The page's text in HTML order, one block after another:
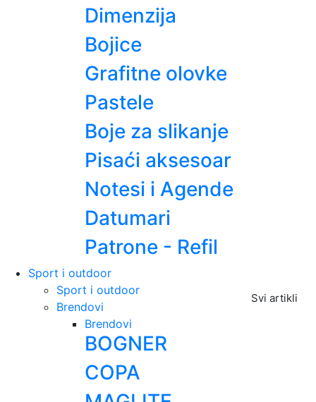
Dimenzija
Bojice
Grafitne olovke
Pastele
Boje za slikanje
Pisaći aksesoar
Notesi i Agende
Datumari
Patrone - Refil
Sport i outdoor
Svi artikli
Sport i outdoor
Brendovi
Brendovi
BOGNER
COPA